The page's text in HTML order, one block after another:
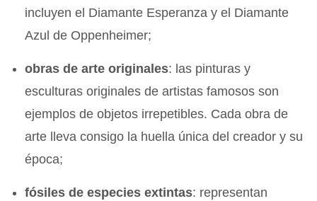
incluyen el Diamante Esperanza y el Diamante
Azul de Oppenheimer;
obras de arte originales: las pinturas y
esculturas originales de artistas famosos son
ejemplos de objetos irrepetibles. Cada obra de
arte lleva consigo la huella única del creador y su
época;
fósiles de especies extintas: representan